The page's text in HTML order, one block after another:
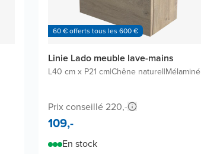
60 € offerts tous les 600 €
Linie Lado meuble lave-mains
L40 cm x P21 cm|Chêne naturel|Mélaminé
Prix conseillé 220,-
109,-
En stock